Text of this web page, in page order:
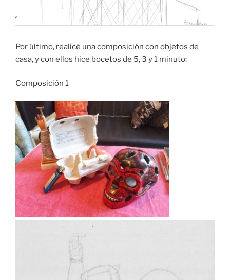
Por último, realicé una composición con objetos de
casa, y con ellos hice bocetos de 5, 3 y 1 minuto:
Composición 1